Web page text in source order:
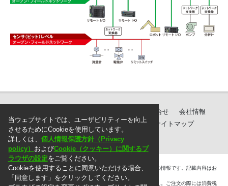
当ウェブサイトでは、ユーザビリティーを向上
させるためにCookieを使用しています。
詳しくは、 個人情報保護方針（Privacy
policy） およびCookie（クッキー）に関するブ
ラウザの設定をご覧ください。
Cookieを使用することに同意いただける場合、
「同意します」をクリックしてください。
サポート・お問合せ
会社情報
個人情報保護方針
ご注文に際して サイトマップ
＊. 本ウェブサイト上に掲載されている情報は、掲載した時点での情報です。記載内容はお
断りなしに変更することがありますのでご了承ください。
＊. 本ウェブサイト上の表示価格には消費税は含まれておりません。ご注文の際には消費税